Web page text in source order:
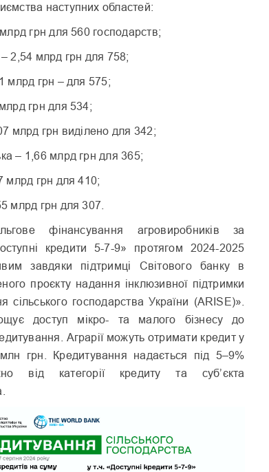
наступних областей:
грн для 560 господарств;
– 2,54 млрд грн для 758;
млрд грн – для 575;
грн для 534;
млрд грн виділено для 342;
– 1,66 млрд грн для 365;
млрд грн для 410;
млрд грн для 307.
фінансування агровиробників за
кредити 5-7-9» протягом 2024-2025
завдяки підтримці Світового банку в
проєкту надання інклюзивної підтримки
сільського господарства України (ARISE)».
доступ мікро- та малого бізнесу до
Аграрії можуть отримати кредит у
грн. Кредитування надається під 5–9%
від категорії кредиту та суб’єкта